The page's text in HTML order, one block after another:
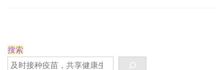
搜索